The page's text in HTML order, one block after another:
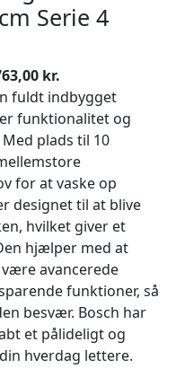
Serie 4
kr.
fuldt indbygget
funktionalitet og
plads til 10
for at vaske op
designet til at blive
hvilket giver et
hjælper med at
avancerede
funktioner, så
besvær. Bosch har
et pålideligt og
hverdag lettere.